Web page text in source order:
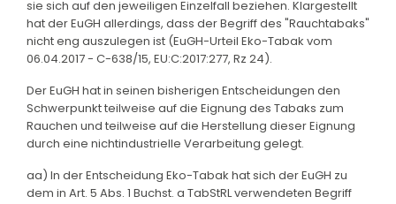
sie sich auf den jeweiligen Einzelfall beziehen. Klargestellt
hat der EuGH allerdings, dass der Begriff des "Rauchtabaks"
nicht eng auszulegen ist (EuGH-Urteil Eko-Tabak vom
06.04.2017 - C-638/15, EU:C:2017:277, Rz 24).
Der EuGH hat in seinen bisherigen Entscheidungen den
Schwerpunkt teilweise auf die Eignung des Tabaks zum
Rauchen und teilweise auf die Herstellung dieser Eignung
durch eine nichtindustrielle Verarbeitung gelegt.
aa) In der Entscheidung Eko-Tabak hat sich der EuGH zu
dem in Art. 5 Abs. 1 Buchst. a TabStRL verwendeten Begriff